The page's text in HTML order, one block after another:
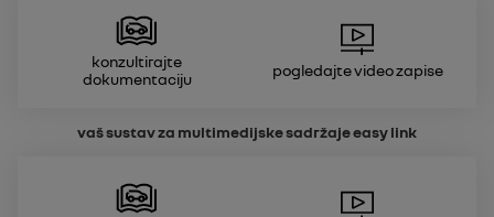
Konzultirajte
dokumentaciju
Pogledajte video zapise
vaš sustav za multimedijske sadržajeeasy link